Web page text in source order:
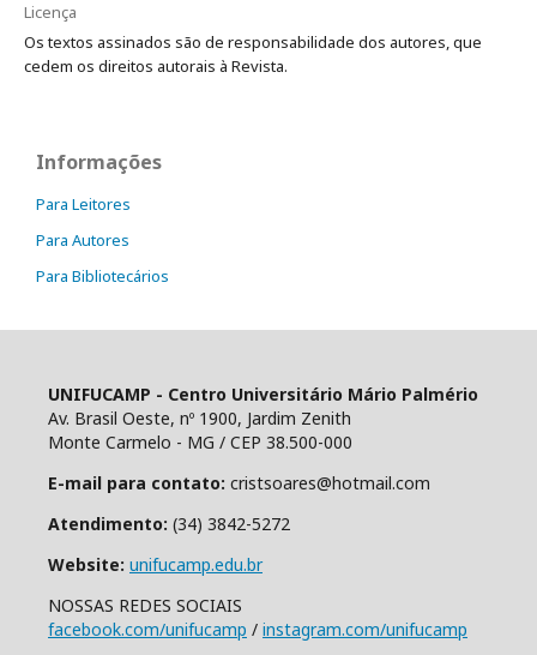
Licença
Os textos assinados são de responsabilidade dos autores, que
cedem os direitos autorais à Revista.
Informações
Para Leitores
Para Autores
Para Bibliotecários
UNIFUCAMP - Centro Universitário Mário Palmério
Av. Brasil Oeste, nº 1900, Jardim Zenith
Monte Carmelo - MG / CEP 38.500-000
E-mail para contato: cristsoares@hotmail.com
Atendimento: (34) 3842-5272
Website: unifucamp.edu.br
NOSSAS REDES SOCIAIS
facebook.com/unifucamp / instagram.com/unifucamp